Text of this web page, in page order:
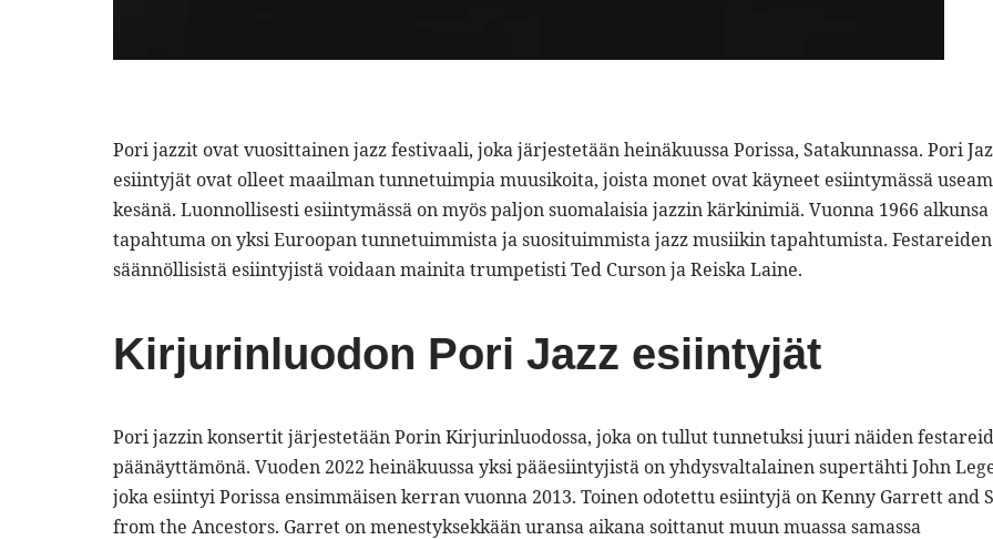
Pori jazzit ovat vuosittainen jazz festivaali, joka järjestetään heinäkuussa Porissa, Satakunnassa. Pori
esiintyjät ovat olleet maailman tunnetuimpia muusikoita, joista monet ovat käyneet esiintymässä
kesänä. Luonnollisesti esiintymässä on myös paljon suomalaisia jazzin kärkinimiä. Vuonna 1966 alkunsa
tapahtuma on yksi Euroopan tunnetuimmista ja suosituimmista jazz musiikin tapahtumista. Festareiden
säännöllisistä esiintyjistä voidaan mainita trumpetisti Ted Curson ja Reiska Laine.
Kirjurinluodon Pori Jazz esiintyjät
Pori jazzin konsertit järjestetään Porin Kirjurinluodossa, joka on tullut tunnetuksi juuri näiden
päänäyttämönä. Vuoden 2022 heinäkuussa yksi pääesiintyjistä on yhdysvaltalainen supertähti John
joka esiintyi Porissa ensimmäisen kerran vuonna 2013. Toinen odotettu esiintyjä on Kenny Garrett and
from the Ancestors. Garret on menestyksekkään uransa aikana soittanut muun muassa samassa